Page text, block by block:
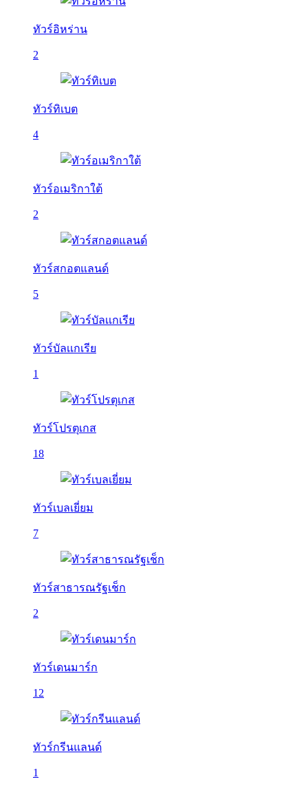
ทัวร์อิหร่าน
2
ทัวร์ทิเบต
4
ทัวร์อเมริกาใต้
2
ทัวร์สกอตแลนด์
5
ทัวร์บัลเเกเรีย
1
ทัวร์โปรตุเกส
18
ทัวร์เบลเยี่ยม
7
ทัวร์สาธารณรัฐเช็ก
2
ทัวร์เดนมาร์ก
12
ทัวร์กรีนแลนด์
1